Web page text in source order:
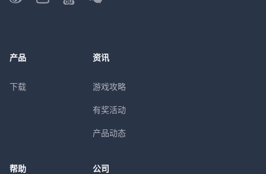
产品
下载
资讯
游戏攻略
有奖活动
产品动态
帮助 公司